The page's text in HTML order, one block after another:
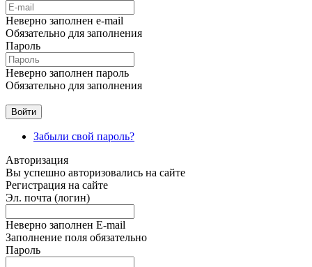
Неверно заполнен e-mail
Обязательно для заполнения
Пароль
Неверно заполнен пароль
Обязательно для заполнения
Забыли свой пароль?
Авторизация
Вы успешно авторизовались на сайте
Регистрация на сайте
Эл. почта (логин)
Неверно заполнен E-mail
Заполнение поля обязательно
Пароль